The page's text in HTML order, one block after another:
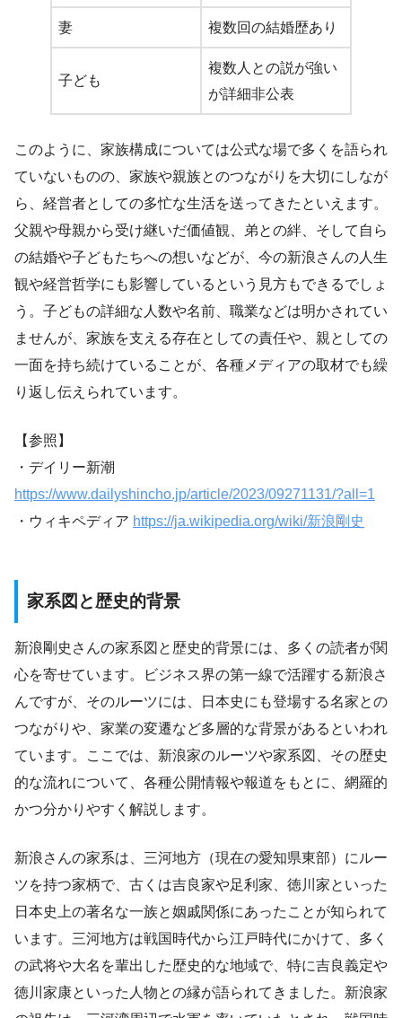
妻 複数回の結婚歴あり
子ども
複数人との説が強い
が詳細非公表
このように、家族構成については公式な場で多くを語られ
ていないものの、家族や親族とのつながりを大切にしなが
ら、経営者としての多忙な生活を送ってきたといえます。
父親や母親から受け継いだ価値観、弟との絆、そして自ら
の結婚や子どもたちへの想いなどが、今の新浪さんの人生
観や経営哲学にも影響しているという見方もできるでしょ
う。子どもの詳細な人数や名前、職業などは明かされてい
ませんが、家族を支える存在としての責任や、親としての
一面を持ち続けていることが、各種メディアの取材でも繰
り返し伝えられています。
【参照】
・デイリー新潮
https://www.dailyshincho.jp/article/2023/09271131/?all=1
・ウィキペディア https://ja.wikipedia.org/wiki/新浪剛史
家系図と歴史的背景
新浪剛史さんの家系図と歴史的背景には、多くの読者が関
心を寄せています。ビジネス界の第一線で活躍する新浪さ
んですが、そのルーツには、日本史にも登場する名家との
つながりや、家業の変遷など多層的な背景があるといわれ
ています。ここでは、新浪家のルーツや家系図、その歴史
的な流れについて、各種公開情報や報道をもとに、網羅的
かつ分かりやすく解説します。
新浪さんの家系は、三河地方（現在の愛知県東部）にルー
ツを持つ家柄で、古くは吉良家や足利家、徳川家といった
日本史上の著名な一族と姻戚関係にあったことが知られて
います。三河地方は戦国時代から江戸時代にかけて、多く
の武将や大名を輩出した歴史的な地域で、特に吉良義定や
徳川家康といった人物との縁が語られてきました。新浪家